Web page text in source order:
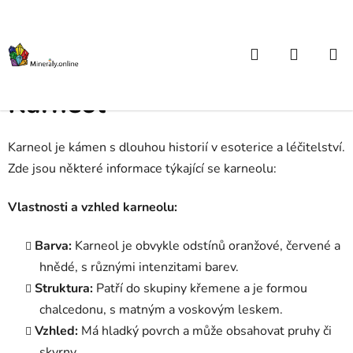
obsah
Hledat
Domů
/ Atlas kamenů od A do Z
Karneol
Karneol je kámen s dlouhou historií v esoterice a léčitelství.
Zde jsou některé informace týkající se karneolu:
Vlastnosti a vzhled karneolu:
Barva: Karneol je obvykle odstínů oranžové, červené a
hnědé, s různými intenzitami barev.
Struktura: Patří do skupiny křemene a je formou
chalcedonu, s matným a voskovým leskem.
Vzhled: Má hladký povrch a může obsahovat pruhy či